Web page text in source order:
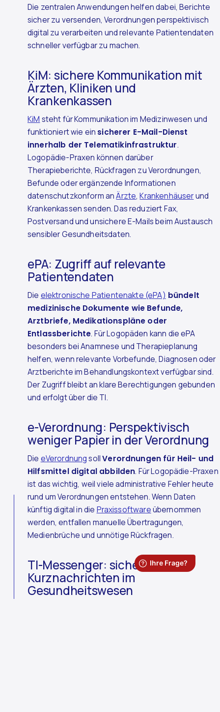
Die zentralen Anwendungen helfen dabei, Berichte
sicher zu versenden, Verordnungen perspektivisch
digital zu verarbeiten und relevante Patientendaten
schneller verfügbar zu machen.
KiM: sichere Kommunikation mit
Ärzten, Kliniken und
Krankenkassen
KiM steht für Kommunikation im Medizinwesen und
funktioniert wie ein sicherer E-Mail-Dienst
innerhalb der Telematikinfrastruktur.
Logopädie-Praxen können darüber
Therapieberichte, Rückfragen zu Verordnungen,
Befunde oder ergänzende Informationen
datenschutzkonform anÄrzte,Krankenhäuserund
Krankenkassen senden. Das reduziert Fax,
Postversand und unsichere E-Mails beim Austausch
sensibler Gesundheitsdaten.
ePA: Zugriff auf relevante
Patientendaten
Die elektronische Patientenakte (ePA) bündelt
medizinische Dokumente wie Befunde,
Arztbriefe, Medikationspläne oder
Entlassberichte. Für Logopäden kann die ePA
besonders bei Anamnese und Therapieplanung
helfen, wenn relevante Vorbefunde, Diagnosen oder
Arztberichte im Behandlungskontext verfügbar sind.
Der Zugriff bleibt an klare Berechtigungen gebunden
und erfolgt über die TI.
e-Verordnung: Perspektivisch
weniger Papier in der Verordnung
Die eVerordnungsollVerordnungen für Heil- und
Hilfsmittel digital abbilden. Für Logopädie-Praxen
ist das wichtig, weil viele administrative Fehler heute
rund um Verordnungen entstehen. Wenn Daten
künftig digital in die Praxissoftwareübernommen
werden, entfallen manuelle Übertragungen,
Medienbrüche und unnötige Rückfragen.
TI-Messenger: sichere
Kurznachrichten im
Gesundheitswesen